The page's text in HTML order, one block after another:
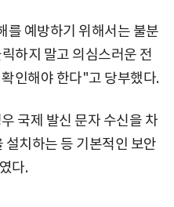
를 예방하기 위해서는 불분
하지 말고 의심스러운 전
인해야 한다"고 당부했다.
국제 발신 문자 수신을 차
치하는 등 기본적인 보안
다.